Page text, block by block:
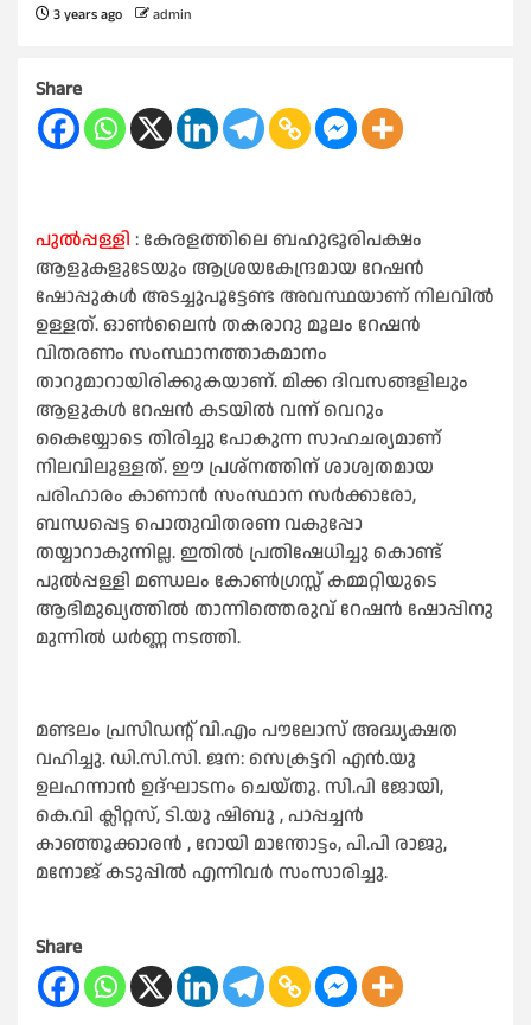
3 years ago admin
Share
പുൽപ്പള്ളി : കേരളത്തിലെ ബഹുഭൂരിപക്ഷം
ആളുകളുടേയും ആശ്രയകേന്ദ്രമായ റേഷൻ
ഷോപ്പുകൾ അടച്ചുപൂട്ടേണ്ട അവസ്ഥയാണ് നിലവിൽ
ഉള്ളത്. ഓൺലൈൻ തകരാറു മൂലം റേഷൻ
വിതരണം സംസ്ഥാനത്താകമാനം
താറുമാറായിരിക്കുകയാണ്. മിക്ക ദിവസങ്ങളിലും
ആളുകൾ റേഷൻ കടയിൽ വന്ന് വെറും
കൈയ്യോടെ തിരിച്ചു പോകുന്ന സാഹചര്യമാണ്
നിലവിലുള്ളത്. ഈ പ്രശ്നത്തിന് ശാശ്വതമായ
പരിഹാരം കാണാൻ സംസ്ഥാന സർക്കാരോ,
ബന്ധപ്പെട്ട പൊതുവിതരണ വകുപ്പോ
തയ്യാറാകുന്നില്ല. ഇതിൽ പ്രതിഷേധിച്ചു കൊണ്ട്
പുൽപ്പള്ളി മണ്ഡലം കോൺഗ്രസ്സ് കമ്മറ്റിയുടെ
ആഭിമുഖ്യത്തിൽ താന്നിത്തെരുവ് റേഷൻ ഷോപ്പിനു
മുന്നിൽ ധർണ്ണ നടത്തി.
മണ്ടലം പ്രസിഡന്റ് വി.എം പൗലോസ് അദ്ധ്യക്ഷത
വഹിച്ചു. ഡി.സി.സി. ജന: സെക്രട്ടറി എൻ.യു
ഉലഹന്നാൻ ഉദ്ഘാടനം ചെയ്തു. സി.പി ജോയി,
കെ.വി ക്ലീറ്റസ്, ടി.യു ഷിബു , പാപ്പച്ചൻ
കാഞ്ഞൂക്കാരൻ , റോയി മാന്തോട്ടം, പി.പി രാജു,
മനോജ് കടുപ്പിൽ എന്നിവർ സംസാരിച്ചു.
Share